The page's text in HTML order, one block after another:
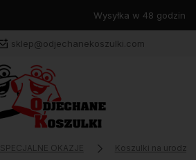
sklep@odjechanekoszulki.com
SPECJALNE OKAZJE Koszulki na